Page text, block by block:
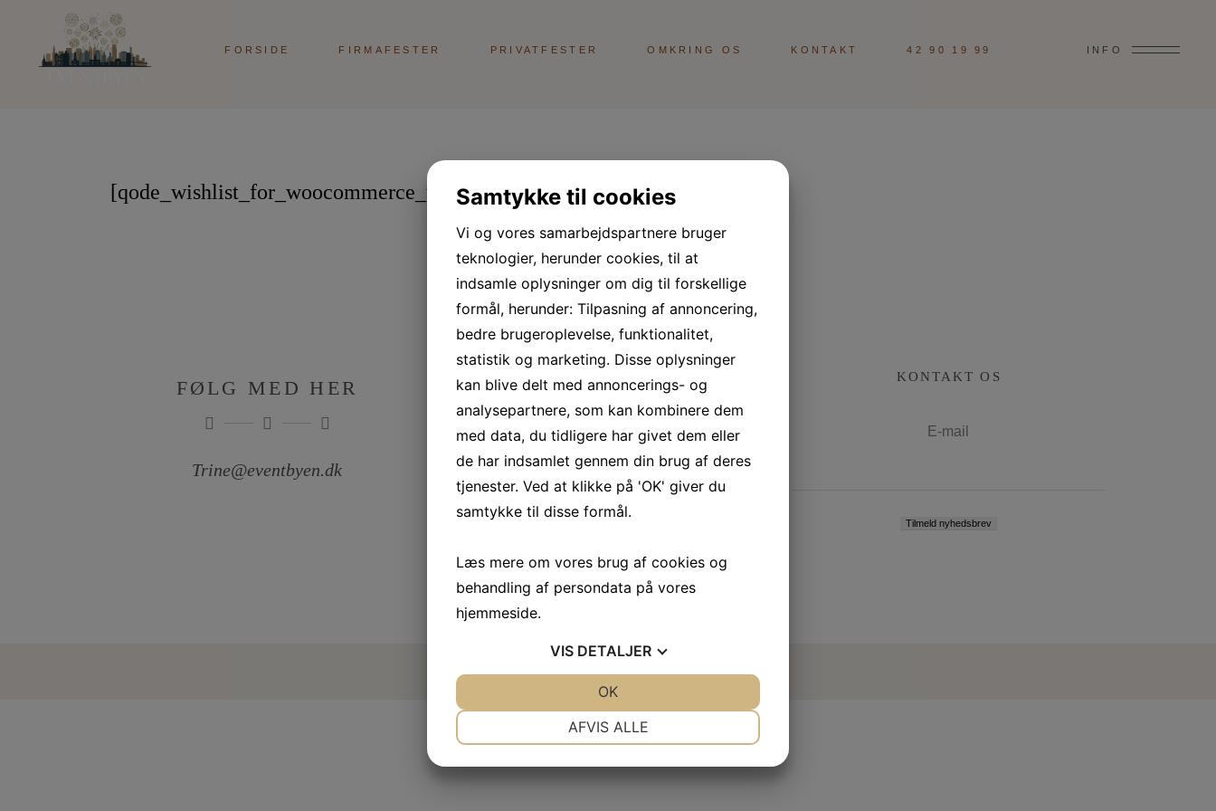
FORSIDE FIRMAFESTER PRIVATFESTER OMKRING OS KONTAKT 42 90 19 99 INFO
[qode_wishlist_for_woocommerce_table]
FØLG MED HER
Trine@eventbyen.dk
KONTAKT OS
E-mail
Copyright © 2025 Eventbyen – Alle rettigheder
reseveret
Samtykke til cookies
Vi og vores samarbejdspartnere bruger
teknologier, herunder cookies, til at
indsamle oplysninger om dig til forskellige
formål, herunder: Tilpasning af annoncering,
bedre brugeroplevelse, funktionalitet,
statistik og marketing. Disse oplysninger
kan blive delt med annoncerings- og
analysepartnere, som kan kombinere dem
med data, du tidligere har givet dem eller
de har indsamlet gennem din brug af deres
tjenester. Ved at klikke på 'OK' giver du
samtykke til disse formål.
Læs mere om vores brug af cookies og
behandling af persondata på vores
hjemmeside.
VIS DETALJER
PRÆFERENCER
AFVIS ALLE
OK